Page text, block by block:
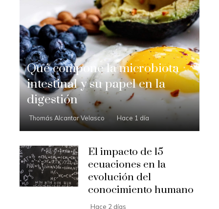
Qué compone la microbiota
intestinal y su papel en la
digestión
Thomás Alcantar Velasco Hace 1 día
El impacto de 15
ecuaciones en la
evolución del
conocimiento humano
Hace 2 días